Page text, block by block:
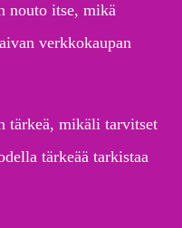
nouto itse, mikä
verkkokaupan
tärkeä, mikäli tarvitset
tärkeää tarkistaa